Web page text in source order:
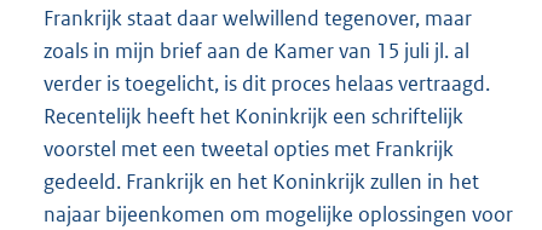
Frankrijk staat daar welwillend tegenover, maar
zoals in mijn brief aan de Kamer van 15 juli jl. al
verder is toegelicht, is dit proces helaas vertraagd.
Recentelijk heeft het Koninkrijk een schriftelijk
voorstel met een tweetal opties met Frankrijk
gedeeld. Frankrijk en het Koninkrijk zullen in het
najaar bijeenkomen om mogelijke oplossingen voor